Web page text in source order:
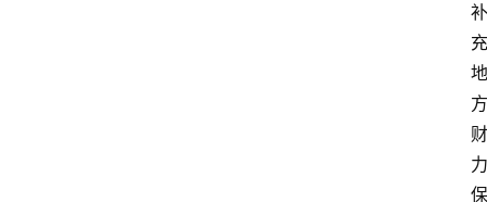
补
充
地
方
财
力
保